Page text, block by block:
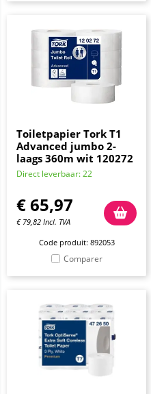
Toiletpapier Tork T1
Advanced jumbo 2-
laags 360m wit 120272
Direct leverbaar: 22
€65,97
€ 79,82 Incl. TVA
Code produit: 892053
Comparer